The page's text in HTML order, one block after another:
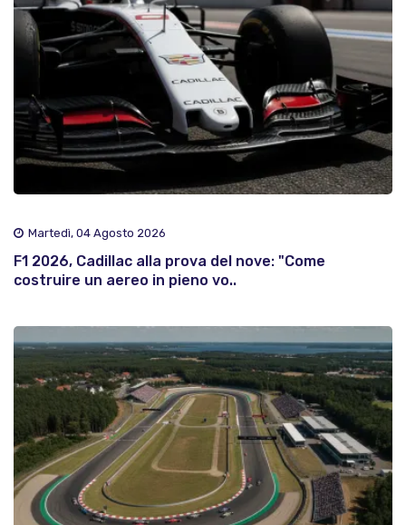
Martedì, 04 Agosto 2026
F1 2026, Cadillac alla prova del nove: "Come
costruire un aereo in pieno vo..